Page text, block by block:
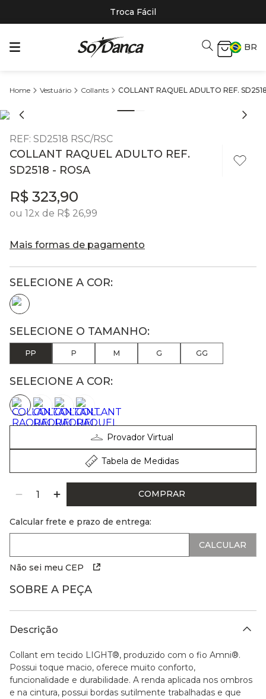
Troca Fácil
BR
Vestuário Collants COLLANT RAQUEL ADULTO REF.
REF: SD2518 RSC/RSC
COLLANT RAQUEL ADULTO REF.
SD2518 - ROSA
R$ 323,90
ou 12x de R$ 26,99
Mais formas de pagamento
PP P M G GG
SELECIONE A COR:
Provador Virtual
Tabela de Medidas
COMPRAR
Calcular frete e prazo de entrega:
Não sei meu CEP
SOBRE A PEÇA
Descrição
Collant em tecido LIGHT®, produzido com o fio Amni®.
Possui toque macio, oferece muito conforto,
funcionalidade e durabilidade. A renda aplicada nos ombros
e na cintura, possui bordas sutilmente trabalhadas e que